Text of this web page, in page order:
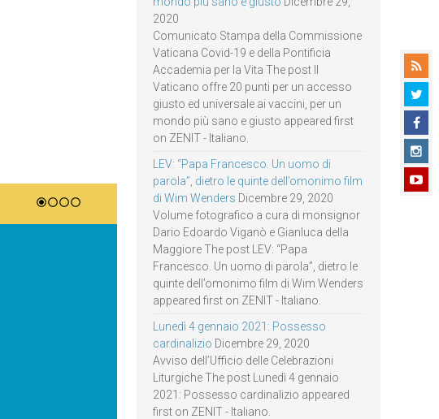
2020
Comunicato Stampa della Commissione
Vaticana Covid-19 e della Pontificia
Accademia per la Vita The post Il
Vaticano offre 20 punti per un accesso
giusto ed universale ai vaccini, per un
mondo più sano e giusto appeared first
on ZENIT - Italiano.
LEV: “Papa Francesco. Un uomo di
parola”, dietro le quinte dell’omonimo film
di Wim Wenders Dicembre 29, 2020
Volume fotografico a cura di monsignor
Dario Edoardo Viganò e Gianluca della
Maggiore The post LEV: “Papa
Francesco. Un uomo di parola”, dietro le
quinte dell’omonimo film di Wim Wenders
appeared first on ZENIT - Italiano.
Lunedì 4 gennaio 2021: Possesso
cardinalizio Dicembre 29, 2020
Avviso dell’Ufficio delle Celebrazioni
Liturgiche The post Lunedì 4 gennaio
2021: Possesso cardinalizio appeared
first on ZENIT - Italiano.